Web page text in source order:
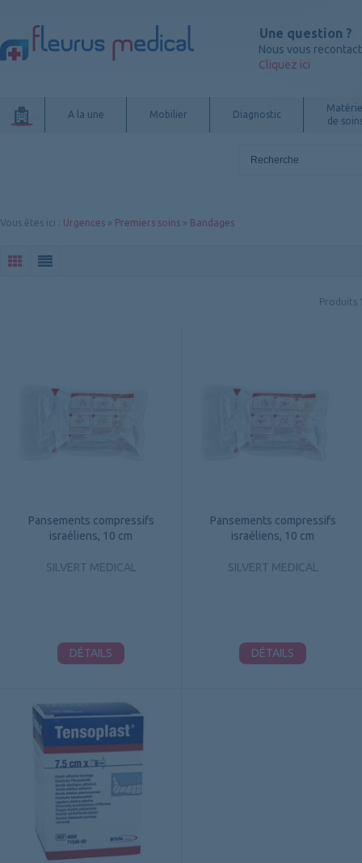
Une question ?
Nous vous
Cliquez ici
A la une Mobilier Diagnostic
de
Vous êtes ici Urgences » Premiers soins » Bandages
Produits
Pansements compressifs
israéliens, 10 cm
SILVERT MEDICAL
DÉTAILS
Pansements compressifs
israéliens, 10 cm
SILVERT MEDICAL
DÉTAILS